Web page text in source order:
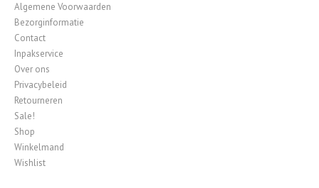
Algemene Voorwaarden
Bezorginformatie
Contact
Inpakservice
Over ons
Privacybeleid
Retourneren
Sale!
Shop
Winkelmand
Wishlist